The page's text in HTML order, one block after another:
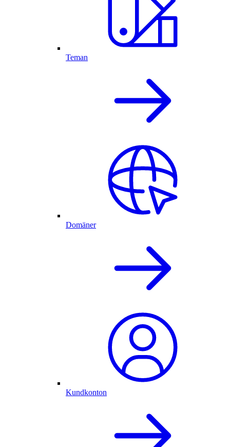
Teman
Domäner
Kundkonton